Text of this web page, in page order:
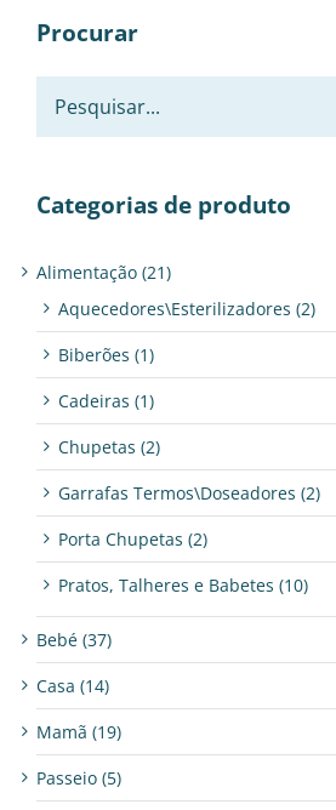
Procurar
Categorias de produto
Alimentação (21)
Aquecedores\Esterilizadores (2)
Biberões (1)
Cadeiras (1)
Chupetas (2)
Garrafas Termos\Doseadores (2)
Porta Chupetas (2)
Pratos, Talheres e Babetes (10)
Bebé (37)
Casa (14)
Mamã (19)
Passeio (5)